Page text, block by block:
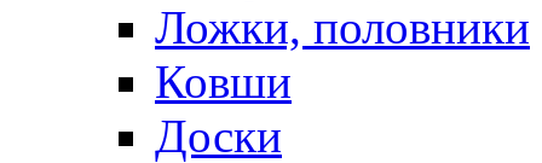
Ложки, половники
Ковши
Доски